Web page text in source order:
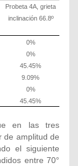
Probeta 4A, grieta
inclinación 66.8º
0%
0%
45.45%
9.09%
0%
45.45%
en las tres
de amplitud de
el siguiente
entre 70°